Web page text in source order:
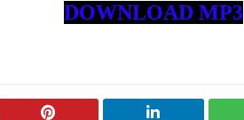
DOWNLOAD MP3